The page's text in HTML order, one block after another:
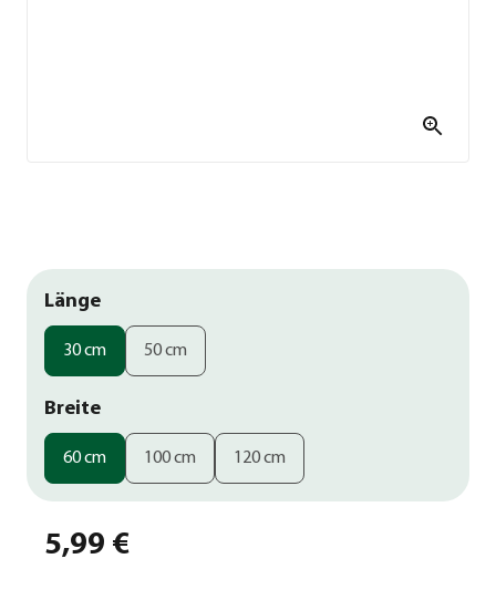
Länge
30 cm 50 cm
Breite
60 cm 100 cm 120 cm
5,99 €